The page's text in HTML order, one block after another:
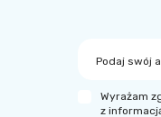
Podaj swój
Wyrażam
z